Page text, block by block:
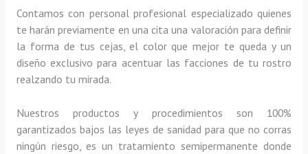
Contamos con personal profesional especializado quienes
te harán previamente en una cita una valoración para definir
la forma de tus cejas, el color que mejor te queda y un
diseño exclusivo para acentuar las facciones de tu rostro
realzando tu mirada.
Nuestros productos y procedimientos son 100%
garantizados bajos las leyes de sanidad para que no corras
ningún riesgo, es un tratamiento semipermanente donde